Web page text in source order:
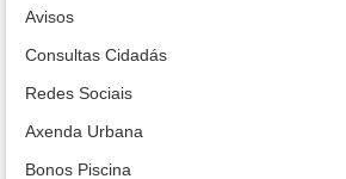
Avisos
Consultas Cidadás
Redes Sociais
Axenda Urbana
Bonos Piscina